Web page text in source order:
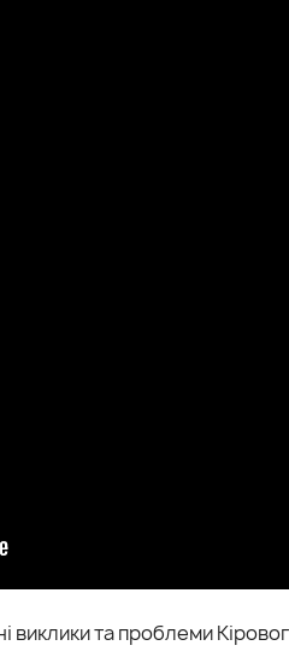
виклики та проблеми